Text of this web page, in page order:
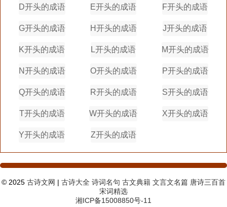
D开头的成语 E开头的成语 F开头的成语
G开头的成语 H开头的成语 J开头的成语
K开头的成语 L开头的成语 M开头的成语
N开头的成语 O开头的成语 P开头的成语
Q开头的成语 R开头的成语 S开头的成语
T开头的成语 W开头的成语 X开头的成语
Y开头的成语 Z开头的成语
© 2025 古诗文网 | 古诗大全 诗词名句 古文典籍 文言文名篇 唐诗三百首
宋词精选
湘ICP备15008850号-11